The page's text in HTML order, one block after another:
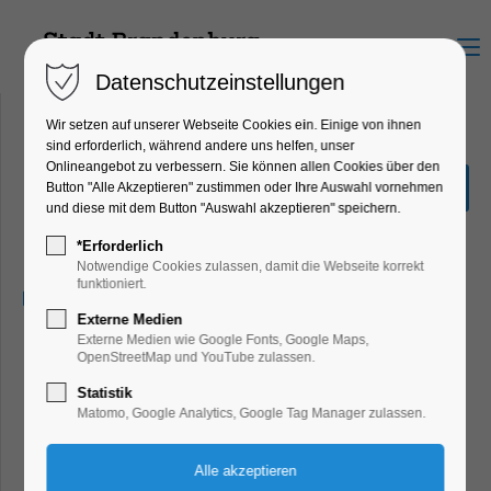
Menu
Freiluftkino: Harry Potter
und Der Stein der Weise
Kultursommer
Datenschutzeinstellungen
Wir setzen auf unserer Webseite Cookies ein. Einige von ihnen
sind erforderlich, während andere uns helfen, unser
Onlineangebot zu verbessern. Sie können allen Cookies über den
Button "Alle Akzeptieren" zustimmen oder Ihre Auswahl vornehmen
und diese mit dem Button "Auswahl akzeptieren" speichern.
*Erforderlich
Notwendige Cookies zulassen, damit die Webseite korrekt
funktioniert.
Externe Medien
Externe Medien wie Google Fonts, Google Maps,
OpenStreetMap und YouTube zulassen.
Statistik
Matomo, Google Analytics, Google Tag Manager zulassen.